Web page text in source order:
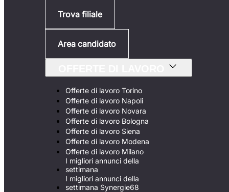
Trova filiale
Area candidato
Offerte di lavoro Torino
Offerte di lavoro Napoli
Offerte di lavoro Novara
Offerte di lavoro Bologna
Offerte di lavoro Siena
Offerte di lavoro Modena
Offerte di lavoro Milano
I migliori annunci della
settimana
I migliori annunci della
settimana Synergie68